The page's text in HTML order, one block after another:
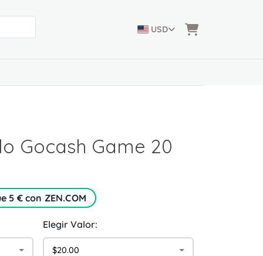
USD
Gocash Game 20
5 € con ZEN.COM
Elegir Valor:
$20.00